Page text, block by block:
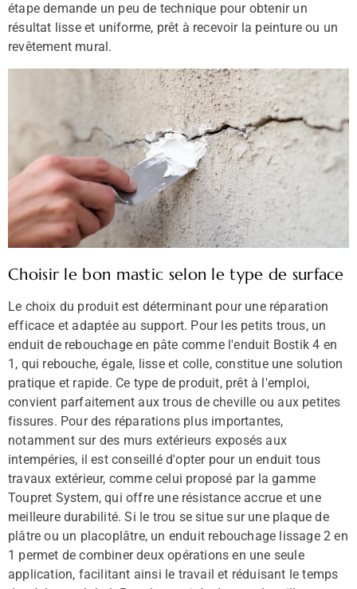
étape demande un peu de technique pour obtenir un
résultat lisse et uniforme, prêt à recevoir la peinture ou un
revêtement mural.
Choisir le bon mastic selon le type de surface
Le choix du produit est déterminant pour une réparation
efficace et adaptée au support. Pour les petits trous, un
enduit de rebouchage en pâte comme l'enduit Bostik 4 en
1, qui rebouche, égale, lisse et colle, constitue une solution
pratique et rapide. Ce type de produit, prêt à l'emploi,
convient parfaitement aux trous de cheville ou aux petites
fissures. Pour des réparations plus importantes,
notamment sur des murs extérieurs exposés aux
intempéries, il est conseillé d'opter pour un enduit tous
travaux extérieur, comme celui proposé par la gamme
Toupret System, qui offre une résistance accrue et une
meilleure durabilité. Si le trou se situe sur une plaque de
plâtre ou un placoplâtre, un enduit rebouchage lissage 2 en
1 permet de combiner deux opérations en une seule
application, facilitant ainsi le travail et réduisant le temps